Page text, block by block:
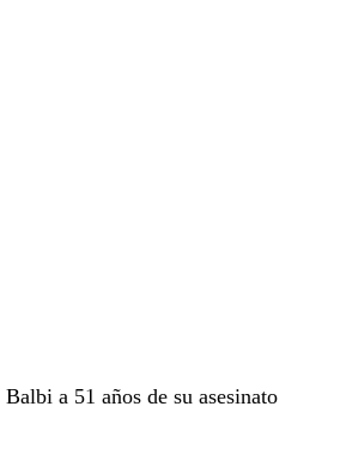
a 51 años de su asesinato